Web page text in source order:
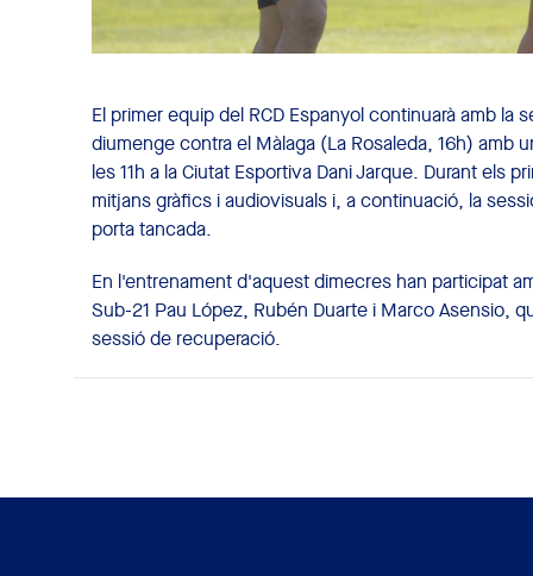
El primer equip del RCD Espanyol continuarà amb la
diumenge contra el Màlaga (La Rosaleda, 16h) amb
les 11h a la Ciutat Esportiva Dani Jarque. Durant els
mitjans gràfics i audiovisuals i, a continuació, la
porta tancada.
En l'entrenament d'aquest dimecres han participat
Sub-21 Pau López, Rubén Duarte i Marco Asensio,
sessió de recuperació.